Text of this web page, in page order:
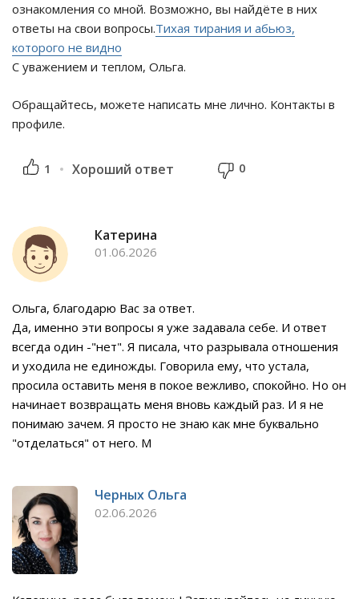
ознакомления со мной. Возможно, вы найдёте в них
ответы на свои вопросы.Тихая тирания и абьюз,
которого не видно
С уважением и теплом, Ольга.
Обращайтесь, можете написать мне лично. Контакты в
профиле.
1 Хороший ответ 0
Катерина
01.06.2026
Ольга, благодарю Вас за ответ.
Да, именно эти вопросы я уже задавала себе. И ответ
всегда один -"нет". Я писала, что разрывала отношения
и уходила не единожды. Говорила ему, что устала,
просила оставить меня в покое вежливо, спокойно. Но он
начинает возвращать меня вновь каждый раз. И я не
понимаю зачем. Я просто не знаю как мне буквально
"отделаться" от него. М
Черных Ольга
02.06.2026